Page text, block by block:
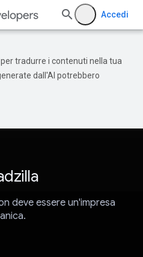
Accedi
tradurre i contenuti nella tua
dall'AI potrebbero
deve essere un'impresa